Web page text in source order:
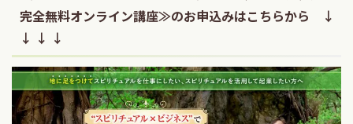
完全無料オンライン講座≫のお申込みはこちらから ↓
↓ ↓ ↓